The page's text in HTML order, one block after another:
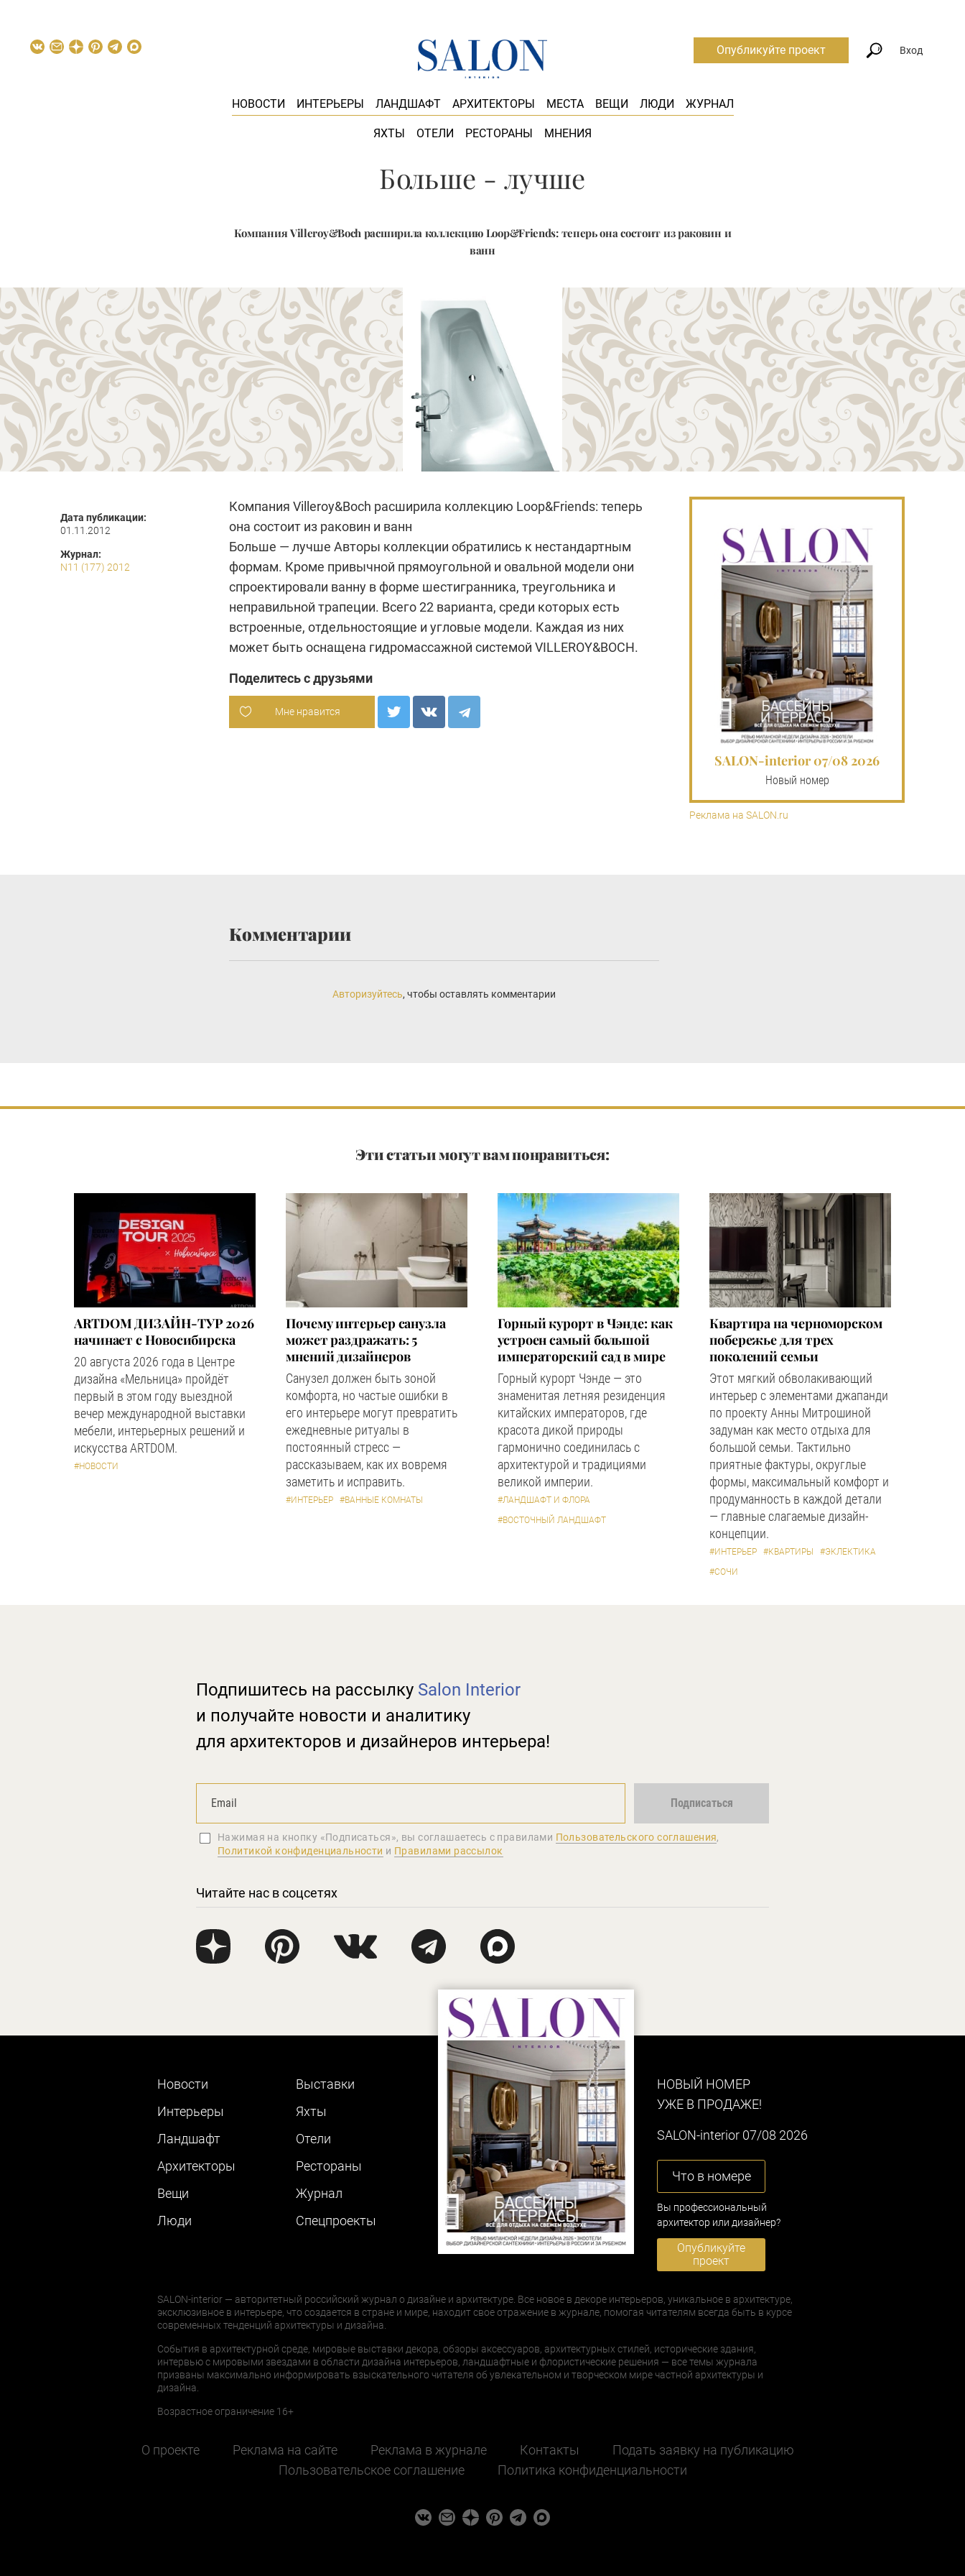
НОВОСТИ ИНТЕРЬЕРЫ ЛАНДШАФТ АРХИТЕКТОРЫ МЕСТА ВЕЩИ ЛЮДИ ЖУРНАЛ
ЯХТЫ ОТЕЛИ РЕСТОРАНЫ МНЕНИЯ
Опубликуйте проект Вход
Больше - лучше
Компания Villeroy&Boch расширила коллекцию Loop&Friends: теперь она состоит из раковин и
ванн
Дата публикации:
01.11.2012
Журнал:
N11 (177) 2012
Компания Villeroy&Boch расширила коллекцию Loop&Friends: теперь
она состоит из раковин и ванн
Больше — лучше Авторы коллекции обратились к нестандартным
формам. Кроме привычной прямоугольной и овальной модели они
спроектировали ванну в форме шестигранника, треугольника и
неправильной трапеции. Всего 22 варианта, среди которых есть
встроенные, отдельностоящие и угловые модели. Каждая из них
может быть оснащена гидромассажной системой VILLEROY&BOCH.
Поделитесь с друзьями
Мне нравится
SALON-interior 07/08 2026
Новый номер
Реклама на SALON.ru
Комментарии
Авторизуйтесь, чтобы оставлять комментарии
Эти статьи могут вам понравиться:
ARTDOM ДИЗАЙН-ТУР 2026
начинает с Новосибирска
20 августа 2026 года в Центре
дизайна «Мельница» пройдёт
первый в этом году выездной
вечер международной выставки
мебели, интерьерных решений и
искусства ARTDOM.
#НОВОСТИ
Почему интерьер санузла
может раздражать: 5
мнений дизайнеров
Санузел должен быть зоной
комфорта, но частые ошибки в
его интерьере могут превратить
ежедневные ритуалы в
постоянный стресс —
рассказываем, как их вовремя
заметить и исправить.
#ИНТЕРЬЕР #ВАННЫЕ КОМНАТЫ
Горный курорт в Чэнде: как
устроен самый большой
императорский сад в мире
Горный курорт Чэнде — это
знаменитая летняя резиденция
китайских императоров, где
красота дикой природы
гармонично соединилась с
архитектурой и традициями
великой империи.
#ЛАНДШАФТ И ФЛОРА
#ВОСТОЧНЫЙ ЛАНДШАФТ
Квартира на черноморском
побережье для трех
поколений семьи
Этот мягкий обволакивающий
интерьер с элементами джапанди
по проекту Анны Митрошиной
задуман как место отдыха для
большой семьи. Тактильно
приятные фактуры, округлые
формы, максимальный комфорт и
продуманность в каждой детали
— главные слагаемые дизайн-
концепции.
#ИНТЕРЬЕР #КВАРТИРЫ
#ЭКЛЕКТИКА
#СОЧИ
Подпишитесь на рассылку Salon Interior
и получайте новости и аналитику
для архитекторов и дизайнеров интерьера!
Подписаться
Нажимая на кнопку «Подписаться», вы соглашаетеcь с правилами Пользовательского соглашения,
Политикой конфиденциальности и Правилами рассылок
Читайте нас в соцсетях
Новости
Интерьеры
Ландшафт
Архитекторы
Вещи
Люди
Выставки
Яхты
Отели
Рестораны
Журнал
Cпецпроекты
НОВЫЙ НОМЕР
УЖЕ В ПРОДАЖЕ!
SALON-interior 07/08 2026
Что в номере
Вы профессиональный
архитектор или дизайнер?
Опубликуйте
проект
SALON-interior — авторитетный российский журнал о дизайне и архитектуре. Все новое в декоре интерьеров, уникальное в архитектуре,
эксклюзивное в интерьере, что создается в стране и мире, находит свое отражение в журнале, помогая читателям всегда быть в курсе
современных тенденций архитектуры и дизайна.
События в архитектурной среде, мировые выставки декора, обзоры аксессуаров, архитектурных стилей, исторические здания,
интервью с мировыми звездами в области дизайна интерьеров, ландшафтные и флористические решения — все темы журнала
призваны максимально информировать взыскательного читателя об увлекательном и творческом мире частной архитектуры и
дизайна.
Возрастное ограничение 16+
О проекте Реклама на сайте Реклама в журнале Контакты
Подать заявку на публикацию
Пользовательское соглашение
Политика конфиденциальности